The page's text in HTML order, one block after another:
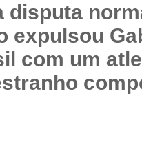
disputa
expulsou
com um